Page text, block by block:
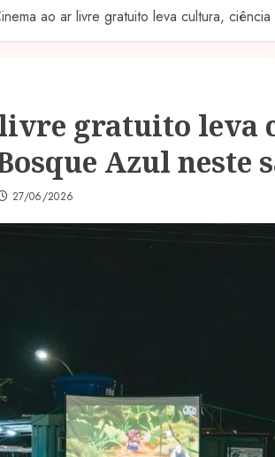
ao ar livre gratuito leva cultura,
gratuito leva
Azul neste
27/06/2026